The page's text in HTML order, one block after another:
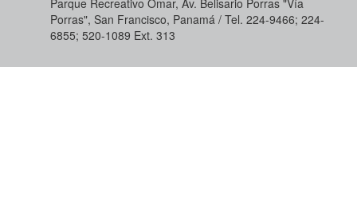
Parque Recreativo Omar, Av. Belisario Porras "Vía
Porras", San Francisco, Panamá / Tel. 224-9466; 224-
6855; 520-1089​ Ext. 313